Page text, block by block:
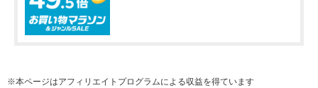
※本ページはアフィリエイトプログラムによる収益を得ています